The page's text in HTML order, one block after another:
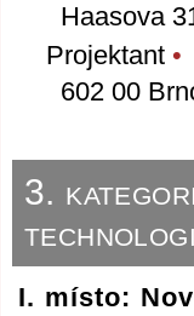
Haasova
Projektant •
602 00
3.
I. místo: